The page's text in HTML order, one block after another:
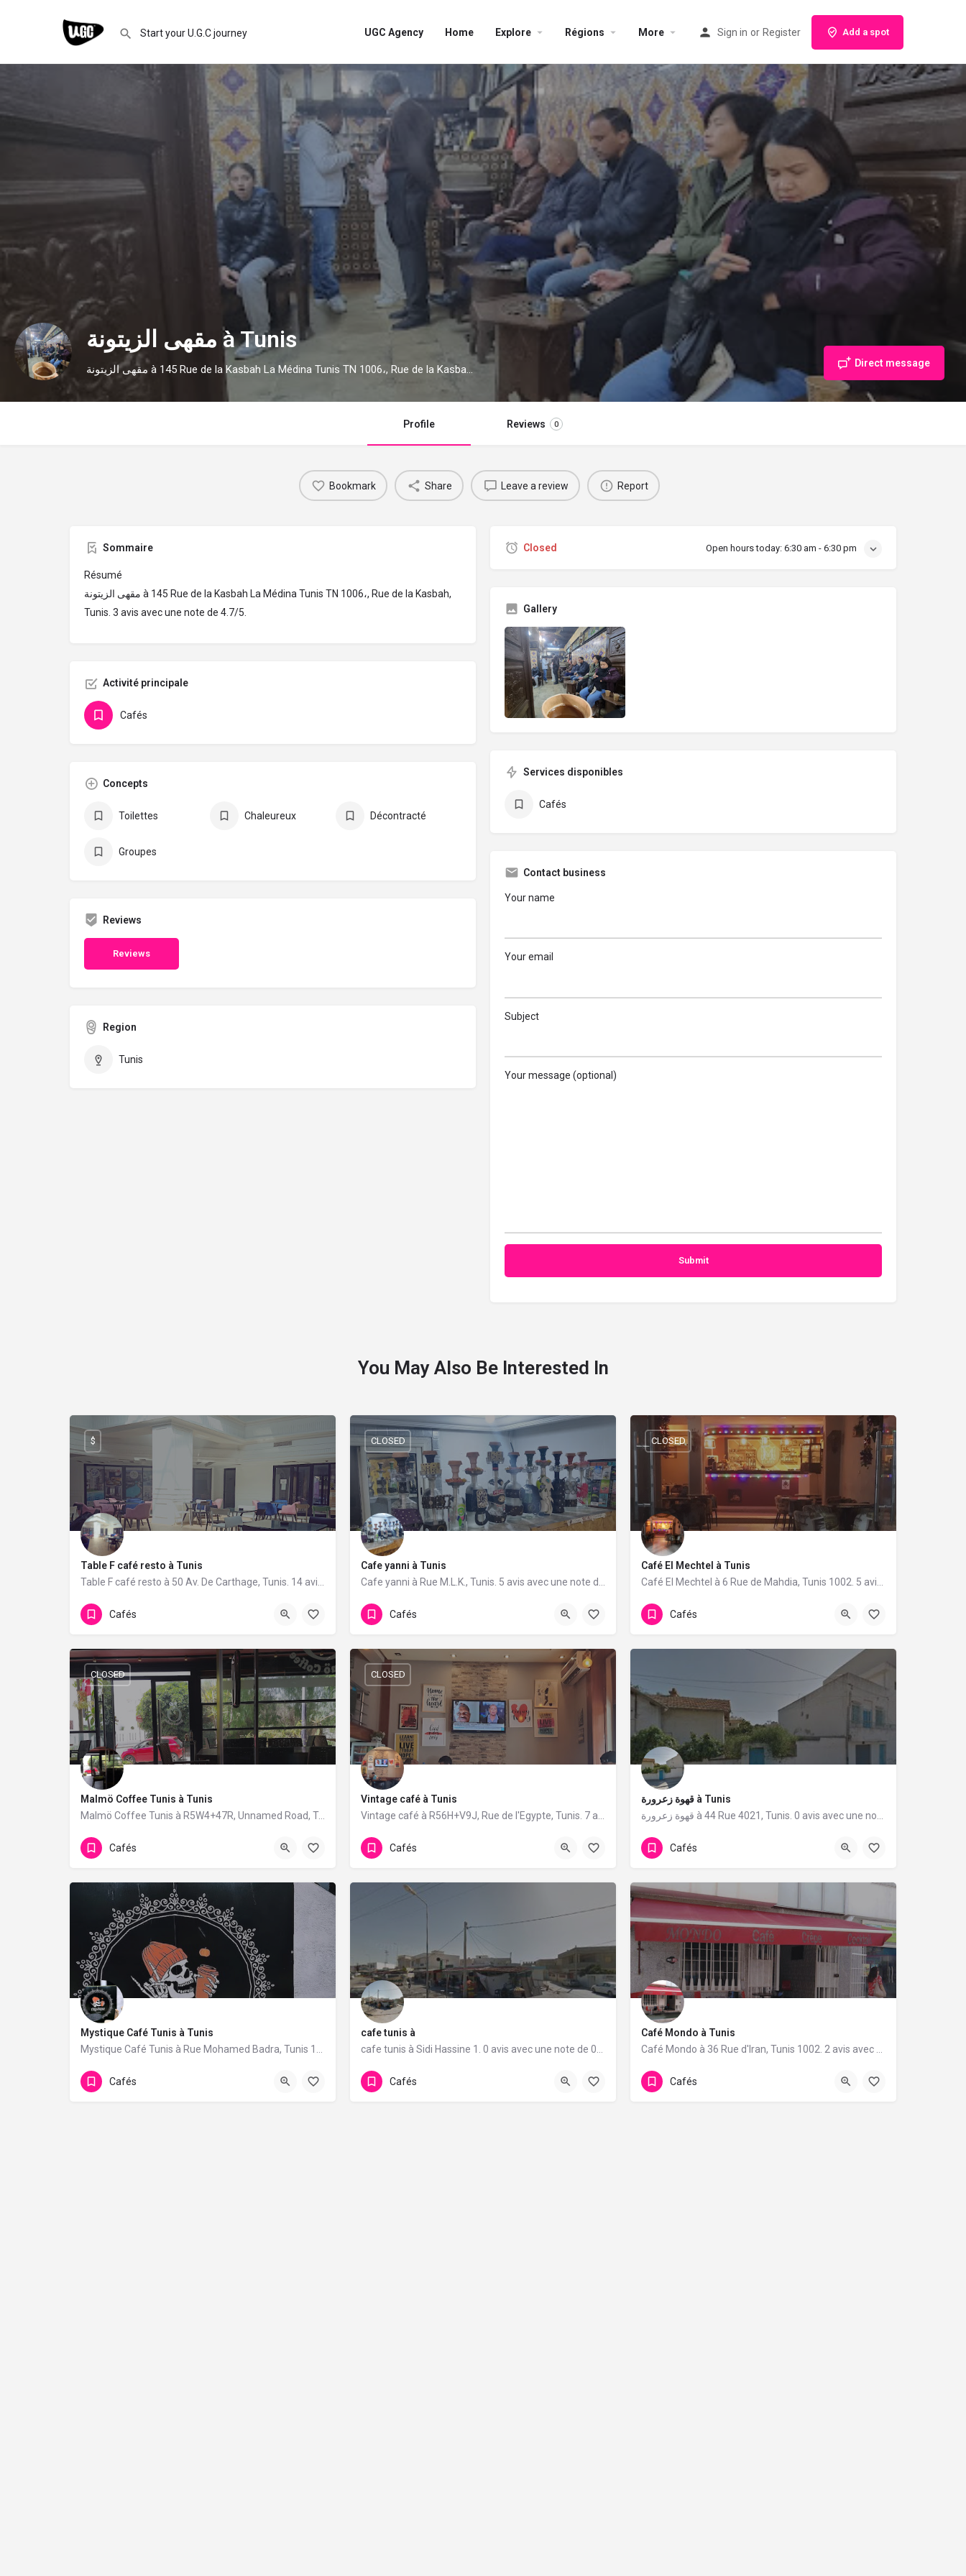
UGC Agency Home Explore Régions More Sign in or Register Add a spot
مقهى الزيتونة à Tunis
مقهى الزيتونة à 145 Rue de la Kasbah La Médina Tunis TN 1006،, Rue de la Kasbah, Tunis. 3 avis avec une note de 4.7/5. Direct message
Profile Reviews 0
Bookmark Share Leave a review Report
Sommaire
Résumé
مقهى الزيتونة à 145 Rue de la Kasbah La Médina Tunis TN 1006،, Rue de la Kasbah,
Tunis. 3 avis avec une note de 4.7/5.
Activité principale
Cafés
Concepts
Toilettes Chaleureux Décontracté
Groupes
Reviews
Reviews
Region
Tunis
Closed Open hours today: 6:30 am - 6:30 pm
Gallery
Services disponibles
Cafés
Contact business
Your name
Your email
Subject
Your message (optional)
You May Also Be Interested In
Table F café resto à Tunis
$
Cafés
Cafe yanni à Tunis
CLOSED
Cafés
Café El Mechtel à Tunis
CLOSED
Cafés
Malmö Coffee Tunis à Tunis
Malmö Coffee Tunis à R5W4+47R, Unnamed Road, Tunis. 33 avis avec une note de 4.2/5.
CLOSED
Cafés
Vintage café à Tunis
CLOSED
Cafés
قهوة زعرورة à Tunis
Cafés
Mystique Café Tunis à Tunis
Cafés
cafe tunis à
Cafés
Café Mondo à Tunis
Cafés